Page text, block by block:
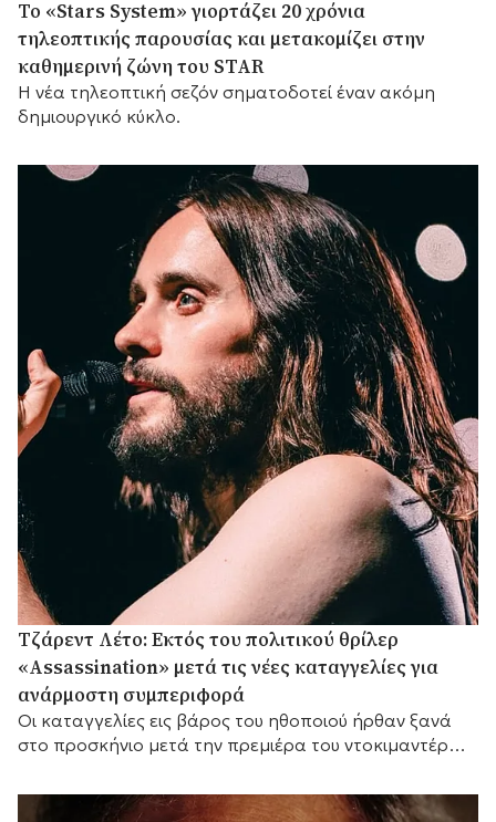
Το «Stars System» γιορτάζει 20 χρόνια
τηλεοπτικής παρουσίας και μετακομίζει στην
καθημερινή ζώνη του STAR
Η νέα τηλεοπτική σεζόν σηματοδοτεί έναν ακόμη
δημιουργικό κύκλο.
Τζάρεντ Λέτο: Εκτός του πολιτικού θρίλερ
«Assassination» μετά τις νέες καταγγελίες για
ανάρμοστη συμπεριφορά
Οι καταγγελίες εις βάρος του ηθοποιού ήρθαν ξανά
στο προσκήνιο μετά την πρεμιέρα του ντοκιμαντέρ